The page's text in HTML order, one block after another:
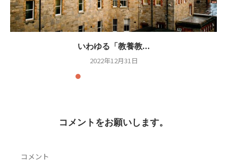
いわゆる「教養教...
2022年12月31日
コメントをお願いします。